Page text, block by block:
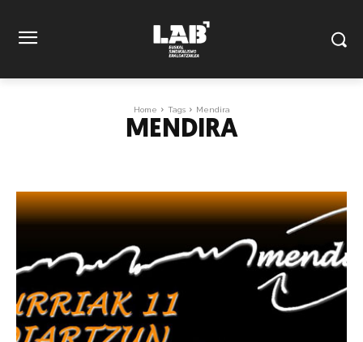
Home Tags Mendira
MENDIRA